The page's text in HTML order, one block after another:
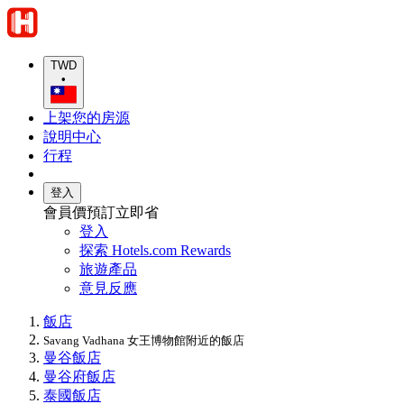
TWD
•
上架您的房源
說明中心
行程
登入
會員價預訂立即省
登入
探索 Hotels.com Rewards
旅遊產品
意見反應
飯店
Savang Vadhana 女王博物館附近的飯店
曼谷飯店
曼谷府飯店
泰國飯店